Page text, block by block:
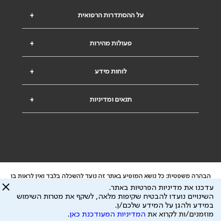
+ על ההסתדרות הרפואית
+ פעולות מהירות
+ לוחות מידע
+ תנאים ומדיניות
הבהרה משפטית: כל נושא המופיע באתר זה נועד להשכלה בלבד ואין לראות בו
ייעוץ רפואי או משפטי. אין הר"י אחראית לתוכן המתפרסם באתר זה ולכל נזק
שעלול להיגרם.
ידוע לי שהר"י אוספת ושומרת מידע אישי לצורך מתן השרות וכי חלק ממנו עשוי
להיות מועבר לצדדים שלישיים, הכל בכפוף למדיניות הפרטיות
עדכנו את מדיניות הפרטיות באתר.
השינויים נועדו להבטיח שקיפות מלאה, לשקף את מטרות השימוש
במידע ולהגן על המידע שלכם/ן.
מוזמנים/ות לקרוא את המדיניות המעודכנת כאן.